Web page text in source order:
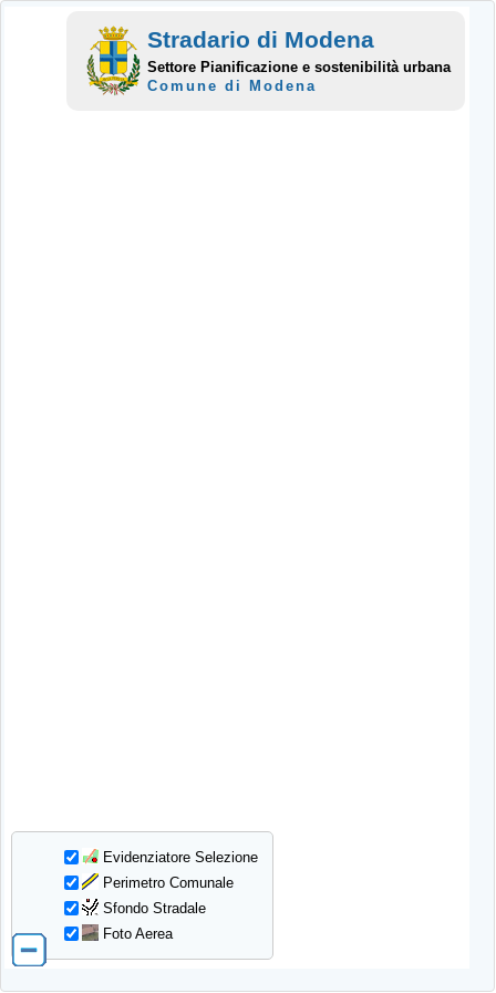
Evidenziatore Selezione
Perimetro Comunale
Sfondo Stradale
Foto Aerea
Stradario di Modena
Settore Pianificazione e sostenibilità urbana
Comune di Modena